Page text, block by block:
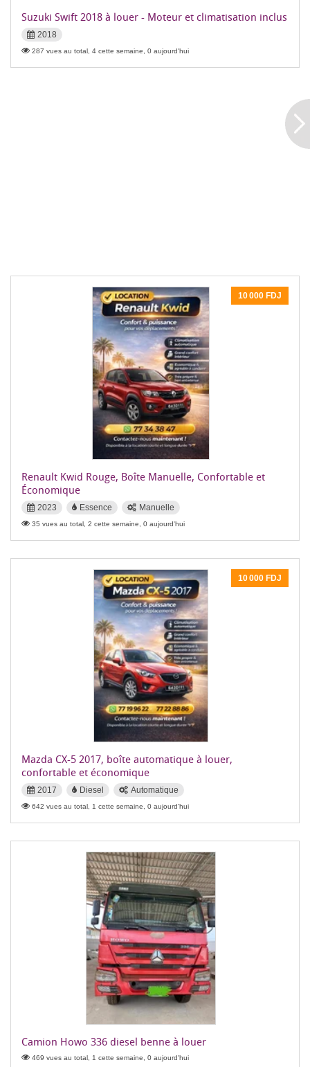
Suzuki Swift 2018 à louer - Moteur et climatisation inclus
2018
287 vues au total, 4 cette semaine, 0 aujourd'hui
10 000 FDJ
Renault Kwid Rouge, Boîte Manuelle, Confortable et
Économique
2023 Essence Manuelle
35 vues au total, 2 cette semaine, 0 aujourd'hui
10 000 FDJ
Mazda CX-5 2017, boîte automatique à louer,
confortable et économique
2017 Diesel Automatique
642 vues au total, 1 cette semaine, 0 aujourd'hui
Camion Howo 336 diesel benne à louer
469 vues au total, 1 cette semaine, 0 aujourd'hui